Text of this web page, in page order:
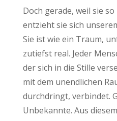
Doch gerade, weil sie
entzieht sie sich
Sie ist wie ein Traum,
zutiefst real. Jeder
der sich in die Stille
mit dem unendlichen
durchdringt, verbindet.
Unbekannte. Aus